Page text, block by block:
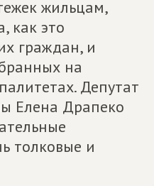
жильцам,
как это
граждан, и
на
Депутат
Елена Драпеко
толковые и